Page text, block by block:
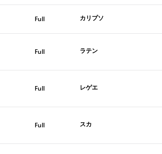
Full カリプソ
Full ラテン
Full レゲエ
Full スカ